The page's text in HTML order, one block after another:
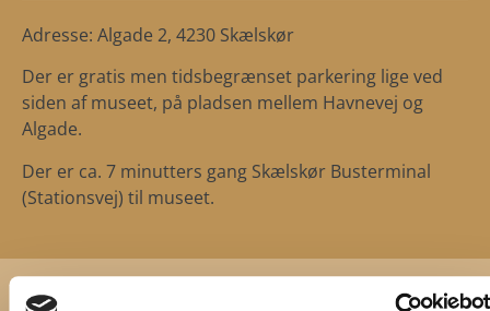
Adresse: Algade 2, 4230 Skælskør
Der er gratis men tidsbegrænset parkering lige ved
siden af museet, på pladsen mellem Havnevej og
Algade.
Der er ca. 7 minutters gang Skælskør Busterminal
(Stationsvej) til museet.